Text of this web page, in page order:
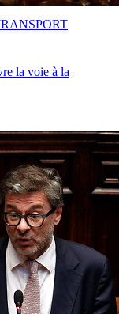
la voie à la